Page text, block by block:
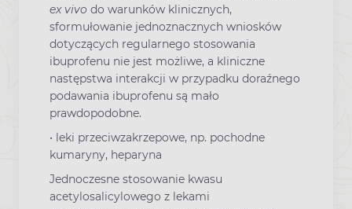
ex vivo do warunków klinicznych,
sformułowanie jednoznacznych wniosków
dotyczących regularnego stosowania
ibuprofenu nie jest możliwe, a kliniczne
następstwa interakcji w przypadku doraźnego
podawania ibuprofenu są mało
prawdopodobne.
• leki przeciwzakrzepowe, np. pochodne
kumaryny, heparyna
Jednoczesne stosowanie kwasu
acetylosalicylowego z lekami